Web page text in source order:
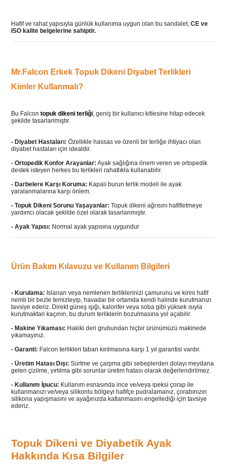
Hafif ve rahat yapısıyla günlük kullanıma uygun olan bu sandalet, CE ve
ISO kalite belgelerine sahiptir.
Mr.Falcon Erkek Topuk Dikeni Diyabet Terlikleri
Kimler Kullanmalı?
Bu Falcon topuk dikeni terliği, geniş bir kullanıcı kitlesine hitap edecek
şekilde tasarlanmıştır.
- Diyabet Hastaları: Özellikle hassas ve özenli bir terliğe ihtiyacı olan
diyabet hastaları için idealdir.
- Ortopedik Konfor Arayanlar: Ayak sağlığına önem veren ve ortopedik
destek isteyen herkes bu terlikleri rahatlıkla kullanabilir.
- Darbelere Karşı Koruma: Kapalı burun terlik modeli ile ayak
yaralanmalarına karşı önlem.
- Topuk Dikeni Sorunu Yaşayanlar: Topuk dikeni ağrısını hafifletmeye
yardımcı olacak şekilde özel olarak tasarlanmıştır.
- Ayak Yapısı: Normal ayak yapısına uygundur
Ürün Bakım Kılavuzu ve Kullanım Bilgileri
- Kurulama: Islanan veya nemlenen terliklerinizi çamurunu ve kirini hafif
nemli bir bezle temizleyip, havadar bir ortamda kendi halinde kurutmanızı
tavsiye ederiz. Direkt güneş ışığı, kalorifer veya soba gibi yüksek ısıyla
kurutmaktan kaçının, bu durum terliklerin bozulmasına yol açabilir.
- Makine Yıkaması: Hakiki deri grubundan hiçbir ürünümüzü makinede
yıkamayınız.
- Garanti: Falcon terlikleri taban kırılmasına karşı 1 yıl garantisi vardır.
- Üretim Hatası Dışı: Sürtme ve çarpma gibi sebeplerden dolayı meydana
gelen çizilme, yırtılma gibi sorunlar üretim hatası olarak değerlendirilmez.
- Kullanım İpucu: Kullanım esnasında ince ve/veya ipeksi çorap ile
kullanmanızı ve/veya silikonlu bölgeyi hafifçe pudralamanız, çorabınızın
silikona yapışmasını ve ayağınızda katlanmasını engellediği için tavsiye
ederiz.
Topuk Dikeni ve Diyabetik Ayak
Hakkında Kısa Bilgiler